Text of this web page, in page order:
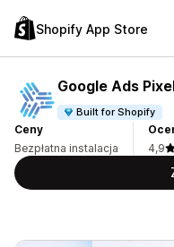
Shopify App Store
Google Ads
Built for Shopify
Ceny
Bezpłatna instalacja
4,9